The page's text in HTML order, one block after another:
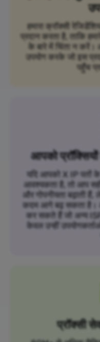
हमारा क्रॉक्सी
प्रदान करता है, ताकि
के बारे में चिंता न करें।
उपयोग करके जो इस
पहुँच
आपको
यदि आपको X IP पतों
आवश्यकता है, तो आप सही
और गोपनीयता बढ़ाती
कदम आगे बढ़ सकता है।
कर सकते हैं जो अन्य
केवल उन्हीं
प्रॉक्सी